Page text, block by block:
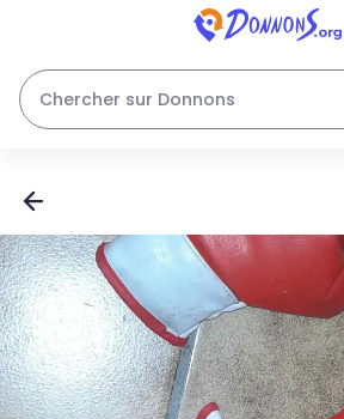
Chercher sur Donnons